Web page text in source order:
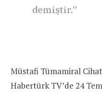
demiştir.”
Müstafi Tümamiral Cihat
Habertürk TV’de 24